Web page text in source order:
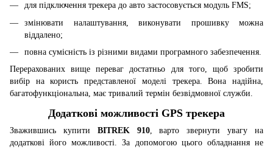
для підключення трекера до авто застосовується модуль FMS;
змінювати налаштування, виконувати прошивку можна
віддалено;
повна сумісність із різними видами програмного забезпечення.
Перерахованих вище переваг достатньо для того, щоб зробити
вибір на користь представленої моделі трекера. Вона надійна,
багатофункціональна, має тривалий термін безвідмовної служби.
Додаткові можливості GPS трекера
Зважившись купити BITREK 910, варто звернути увагу на
додаткові його можливості. За допомогою цього обладнання не